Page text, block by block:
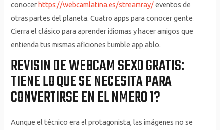
conocerhttps://webcamlatina.es/streamray/eventos de
otras partes del planeta. Cuatro apps para conocer gente.
Cierra el clásico para aprender idiomas y hacer amigos que
entienda tus mismas aficiones bumble app ablo.
REVISIN DE WEBCAM SEXO GRATIS:
TIENE LO QUE SE NECESITA PARA
CONVERTIRSE EN EL NMERO 1?
Aunque el técnico era el protagonista, las imágenes no se